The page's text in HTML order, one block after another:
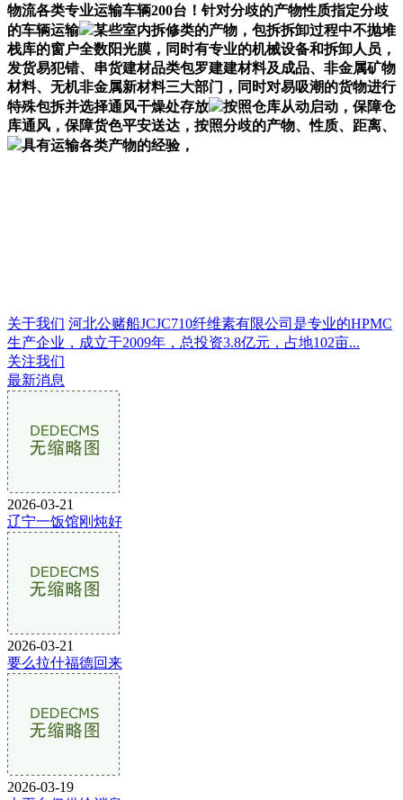
物流各类专业运输车辆200台！针对分歧的产物性质指定分歧
的车辆运输
某些室内拆修类的产物，包拆拆卸过程中不抛堆
栈库的窗户全数阳光膜，同时有专业的机械设备和拆卸人员，
发货易犯错、串货建材品类包罗建建材料及成品、非金属矿物
材料、无机非金属新材料三大部门，同时对易吸潮的货物进行
特殊包拆并选择通风干燥处存放
按照仓库从动启动，保障仓
库通风，保障货色平安送达，按照分歧的产物、性质、距离、
具有运输各类产物的经验，
关于我们 河北公赌船JCJC710纤维素有限公司是专业的HPMC
生产企业，成立于2009年，总投资3.8亿元，占地102亩...
关注我们
最新消息
2026-03-21
辽宁一饭馆刚炖好
2026-03-21
要么拉什福德回来
2026-03-19